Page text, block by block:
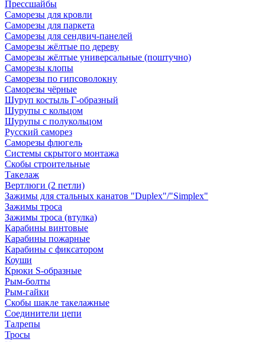
Прессшайбы
Саморезы для кровли
Саморезы для паркета
Саморезы для сендвич-панелей
Саморезы жёлтые по дереву
Саморезы жёлтые универсальные (поштучно)
Саморезы клопы
Саморезы по гипсоволокну
Саморезы чёрные
Шуруп костыль Г-образный
Шурупы с кольцом
Шурупы с полукольцом
Русский саморез
Саморезы флюгель
Системы скрытого монтажа
Скобы строительные
Такелаж
Вертлюги (2 петли)
Зажимы для стальных канатов "Duplex"/"Simplex"
Зажимы троса
Зажимы троса (втулка)
Карабины винтовые
Карабины пожарные
Карабины с фиксатором
Коуши
Крюки S-образные
Рым-болты
Рым-гайки
Скобы шакле такелажные
Соединители цепи
Талрепы
Тросы